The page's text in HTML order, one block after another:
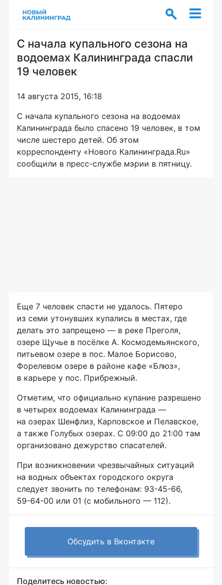
С начала купального сезона на
водоемах Калининграда спасли
19 человек
14 августа 2015, 16:18
С начала купального сезона на водоемах
Калининграда было спасено 19 человек, в том
числе шестеро детей. Об этом
корреспонденту «Нового Калининграда.Ru»
сообщили в пресс-службе мэрии в пятницу.
Еще 7 человек спасти не удалось. Пятеро
из семи утонувших купались в местах, где
делать это запрещено — в реке Преголя,
озере Щучье в посёлке А. Космодемьянского,
питьевом озере в пос. Малое Борисово,
Форелевом озере в районе кафе «Блюз»,
в карьере у пос. Прибрежный.
Отметим, что официально купание разрешено
в четырех водоемах Калининграда —
на озерах Шенфлиз, Карповское и Пелавское,
а также Голубых озерах. С 09:00 до 21:00 там
организовано дежурство спасателей.
При возникновении чрезвычайных ситуаций
на водных объектах городского округа
следует звонить по телефонам: 93-45-66,
59-64-00 или 01 (с мобильного — 112).
Обсудить в Вконтакте
Поделитесь новостью: